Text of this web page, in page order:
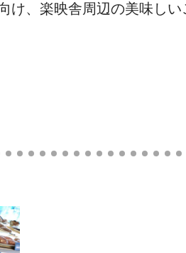
け、楽映舎周辺の美味しい